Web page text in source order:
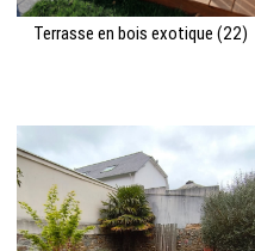
Terrasse en bois exotique (22)